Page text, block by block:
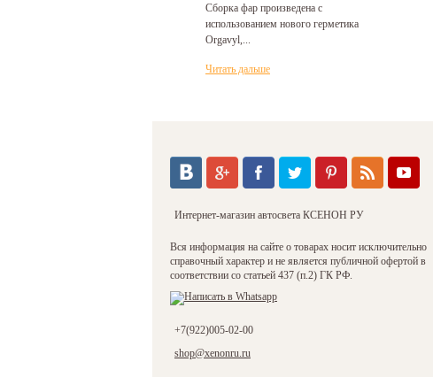
Сборка фар произведена с
использованием нового герметика
Orgavyl,...
Читать дальше
Интернет-магазин автосвета КСЕНОН РУ
Вся информация на сайте о товарах носит исключительно
справочный характер и не является публичной офертой в
соответствии со статьей 437 (п.2) ГК РФ.
+7(922)005-02-00
shop@xenonru.ru